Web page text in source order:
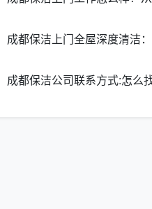
家庭日常
按面积
成都保洁上门全屋深度清洁
成都保洁公司联系方式:怎么